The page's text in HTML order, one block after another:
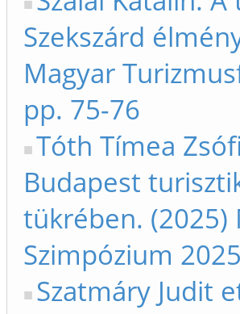
Szekszárd
Magyar
pp. 75-76
Tóth Tímea
Budapest
tükrében. (2025)
Szimpózium
Szatmáry Judit